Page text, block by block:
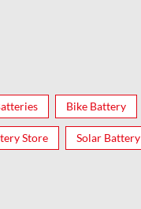
Bike Battery
Store Solar Battery